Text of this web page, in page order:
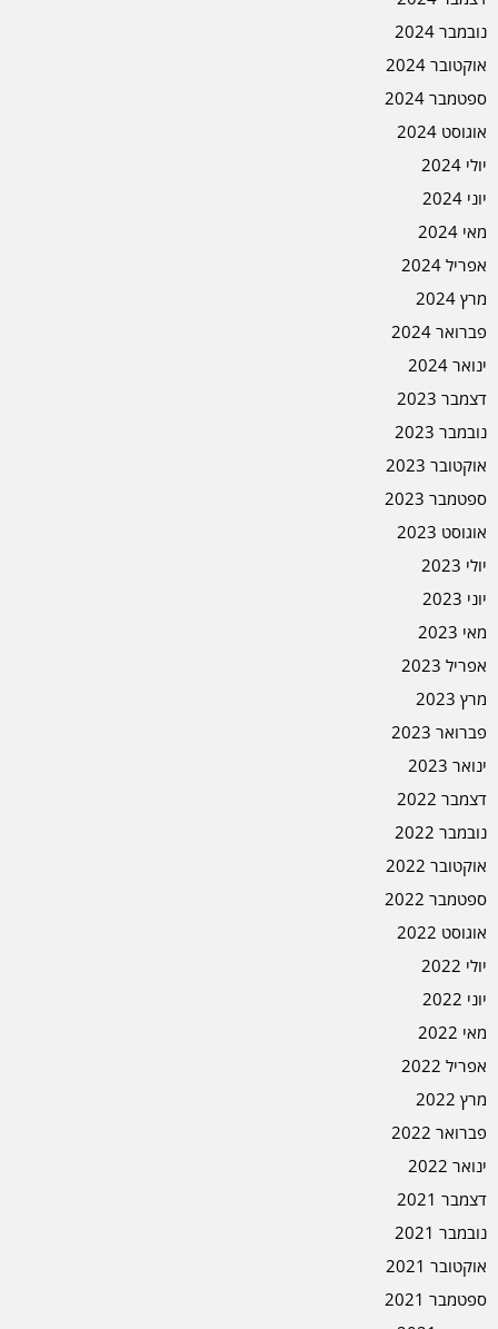
נובמבר 2024
אוקטובר 2024
ספטמבר 2024
אוגוסט 2024
יולי 2024
יוני 2024
מאי 2024
אפריל 2024
מרץ 2024
פברואר 2024
ינואר 2024
דצמבר 2023
נובמבר 2023
אוקטובר 2023
ספטמבר 2023
אוגוסט 2023
יולי 2023
יוני 2023
מאי 2023
אפריל 2023
מרץ 2023
פברואר 2023
ינואר 2023
דצמבר 2022
נובמבר 2022
אוקטובר 2022
ספטמבר 2022
אוגוסט 2022
יולי 2022
יוני 2022
מאי 2022
אפריל 2022
מרץ 2022
פברואר 2022
ינואר 2022
דצמבר 2021
נובמבר 2021
אוקטובר 2021
ספטמבר 2021